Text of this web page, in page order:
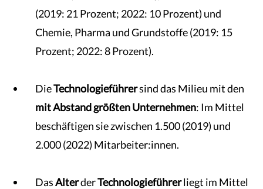
(2019: 21 Prozent; 2022: 10 Prozent) und
Chemie, Pharma und Grundstoffe (2019: 15
Prozent; 2022: 8 Prozent).
DieTechnologieführersind das Milieu mit den
mit Abstand größten Unternehmen: Im Mittel
beschäftigen sie zwischen 1.500 (2019) und
2.000 (2022) Mitarbeiter:innen.
DasAlterderTechnologieführerliegt im Mittel